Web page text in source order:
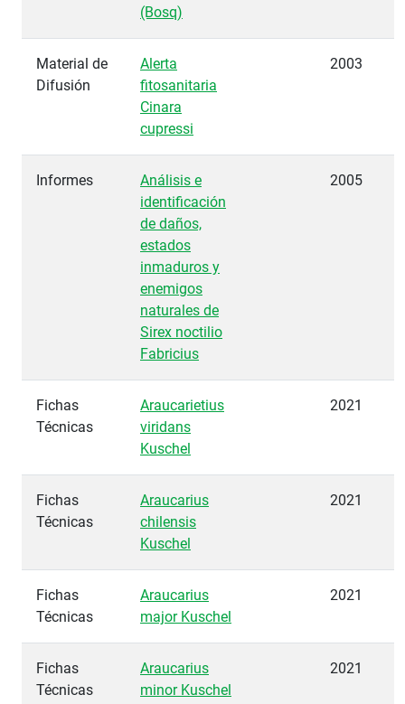
(Bosq)
Material de
Difusión
Alerta
fitosanitaria
Cinara
cupressi
2003
Informes
Análisis e
identificación
de daños,
estados
inmaduros y
enemigos
naturales de
Sirex noctilio
Fabricius
2005
Fichas
Técnicas
Araucarietius
viridans
Kuschel
2021
Fichas
Técnicas
Araucarius
chilensis
Kuschel
2021
Fichas
Técnicas
Araucarius
major Kuschel
2021
Fichas
Técnicas
Araucarius
minor Kuschel
2021